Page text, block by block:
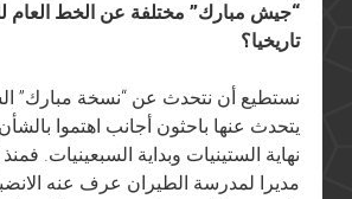
“جيش مبارك” مختلفة عن الخط
تاريخيا؟
نستطيع أن نتحدث عن “نسخة مبارك”
يتحدث عنها باحثون أجانب اهتموا
نهاية الستينيات وبداية السبعينيات.
مديرا لمدرسة الطيران عرف عنه